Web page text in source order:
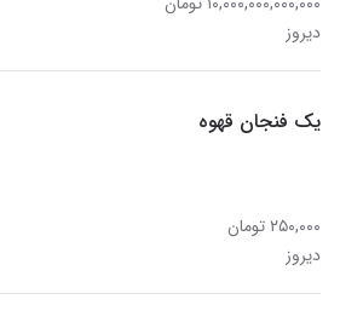
دیروز
یک فنجان قهوه
۲۵۰,۰۰۰ تومان
دیروز